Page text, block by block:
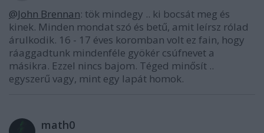
@John Brennan: tök mindegy .. ki bocsát meg és
kinek. Minden mondat szó és betű, amit leírsz rólad
árulkodik. 16 - 17 éves koromban volt ez fain, hogy
ráaggadtunk mindenféle gyökér csúfnevet a
másikra. Ezzel nincs bajom. Téged minősít ..
egyszerű vagy, mint egy lapát homok.
math0